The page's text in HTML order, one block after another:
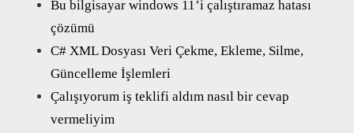
Bu bilgisayar windows 11’i çalıştıramaz hatası
çözümü
C# XML Dosyası Veri Çekme, Ekleme, Silme,
Güncelleme İşlemleri
Çalışıyorum iş teklifi aldım nasıl bir cevap
vermeliyim